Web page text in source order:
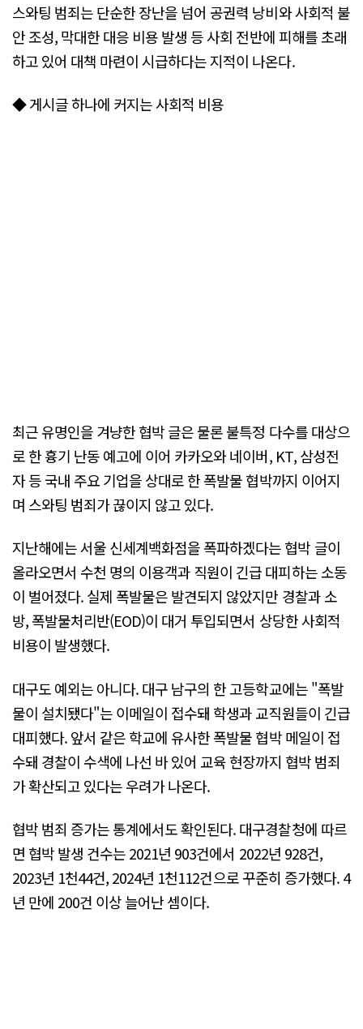
스와팅 범죄는 단순한 장난을 넘어 공권력 낭비와 사회적 불
안 조성, 막대한 대응 비용 발생 등 사회 전반에 피해를 초래
하고 있어 대책 마련이 시급하다는 지적이 나온다.
◆ 게시글 하나에 커지는 사회적 비용
최근 유명인을 겨냥한 협박 글은 물론 불특정 다수를 대상으
로 한 흉기 난동 예고에 이어 카카오와 네이버, KT, 삼성전
자 등 국내 주요 기업을 상대로 한 폭발물 협박까지 이어지
며 스와팅 범죄가 끊이지 않고 있다.
지난해에는 서울 신세계백화점을 폭파하겠다는 협박 글이
올라오면서 수천 명의 이용객과 직원이 긴급 대피하는 소동
이 벌어졌다. 실제 폭발물은 발견되지 않았지만 경찰과 소
방, 폭발물처리반(EOD)이 대거 투입되면서 상당한 사회적
비용이 발생했다.
대구도 예외는 아니다. 대구 남구의 한 고등학교에는 "폭발
물이 설치됐다"는 이메일이 접수돼 학생과 교직원들이 긴급
대피했다. 앞서 같은 학교에 유사한 폭발물 협박 메일이 접
수돼 경찰이 수색에 나선 바 있어 교육 현장까지 협박 범죄
가 확산되고 있다는 우려가 나온다.
협박 범죄 증가는 통계에서도 확인된다. 대구경찰청에 따르
면 협박 발생 건수는 2021년 903건에서 2022년 928건,
2023년 1천44건, 2024년 1천112건으로 꾸준히 증가했다. 4
년 만에 200건 이상 늘어난 셈이다.